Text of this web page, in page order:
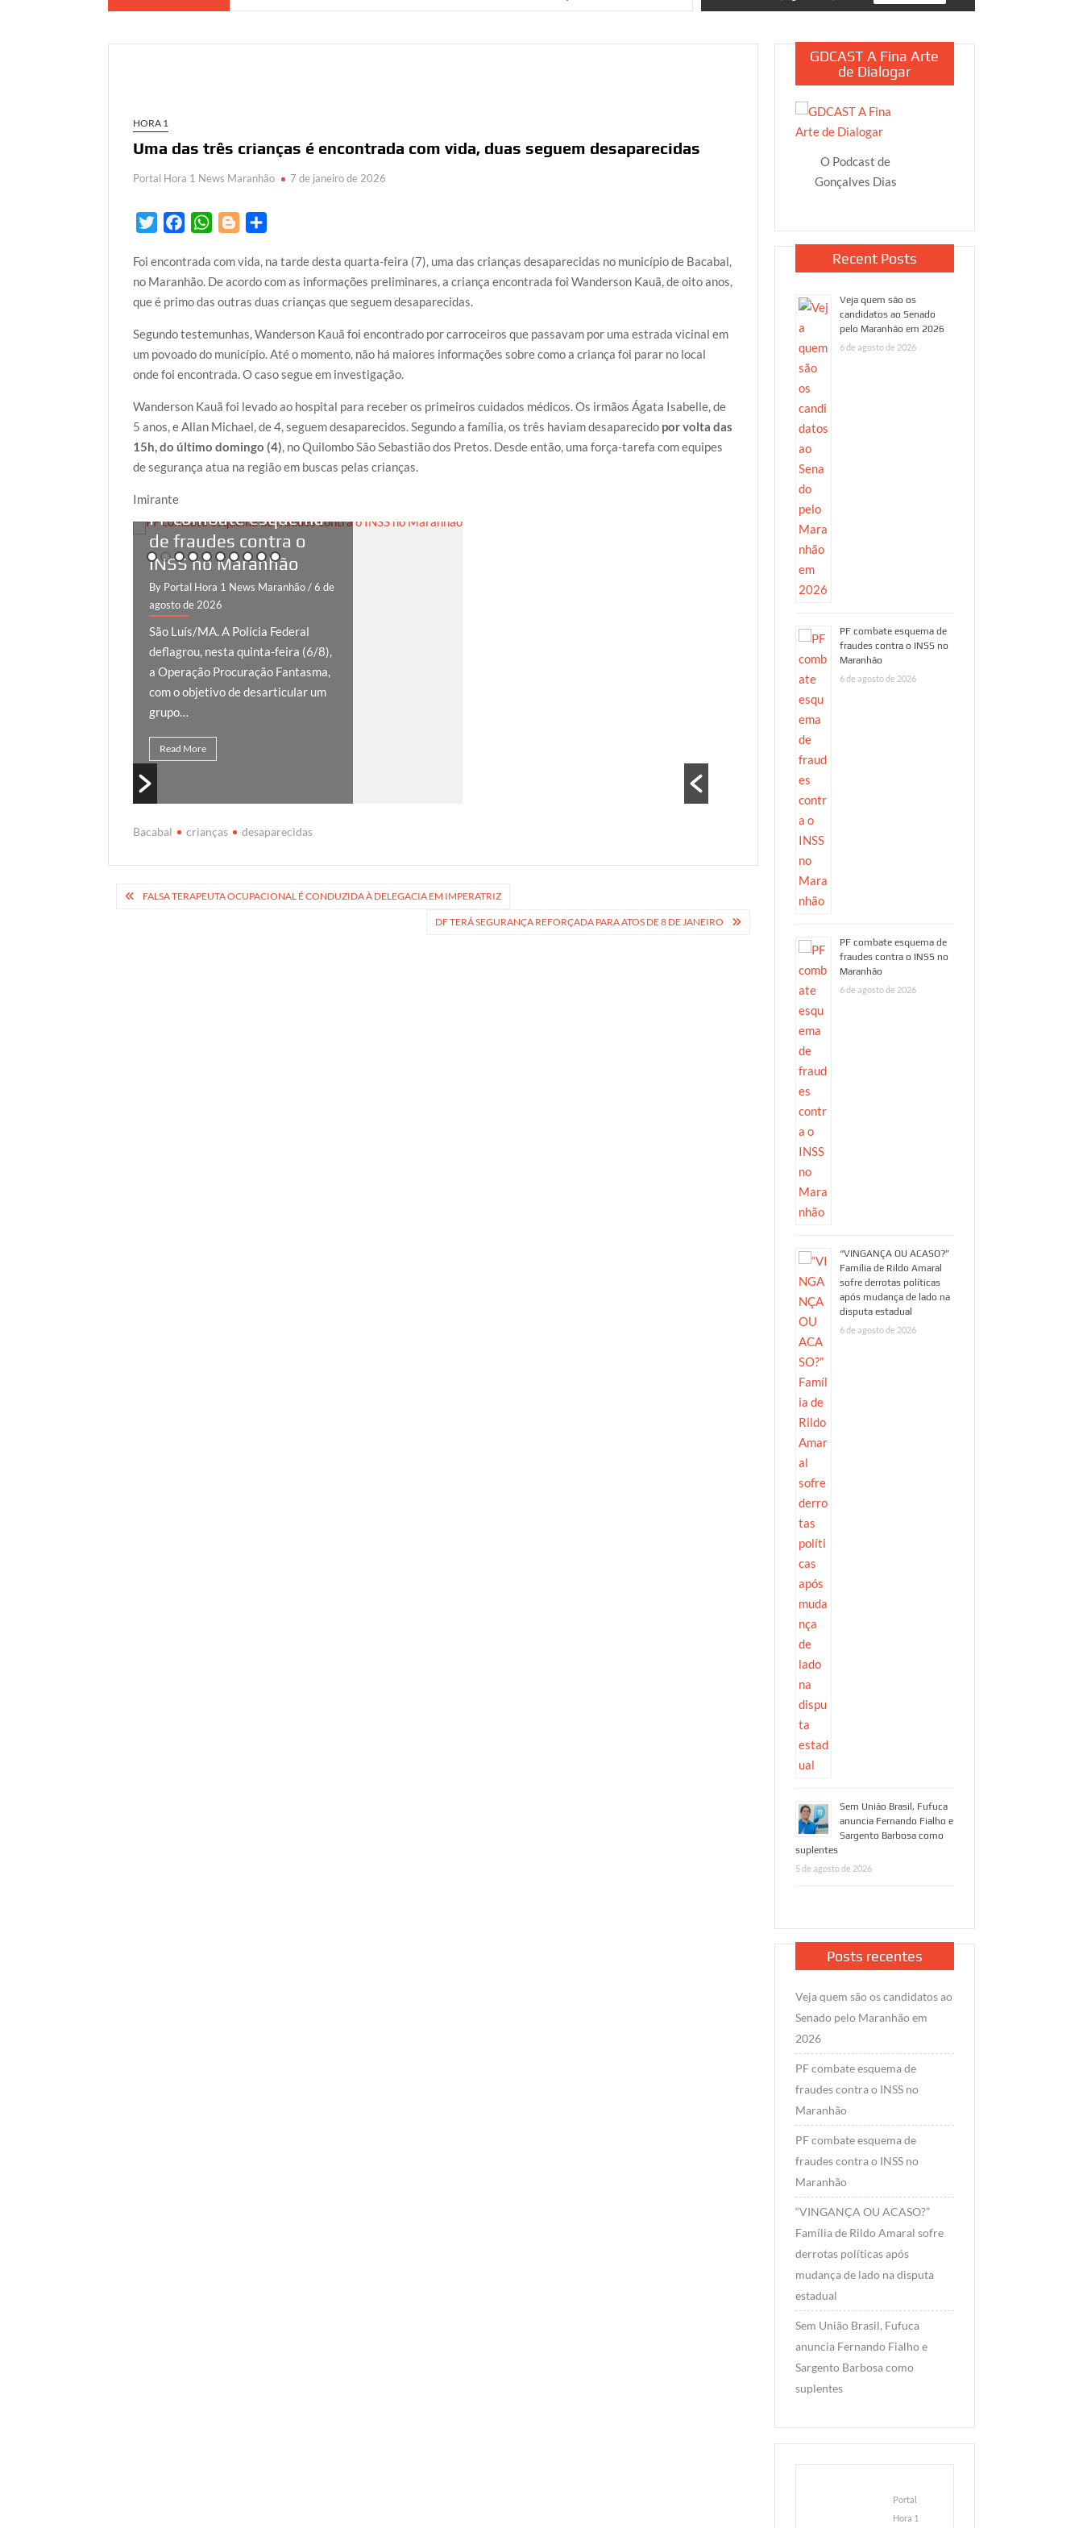
HORA 1
Uma das três crianças é encontrada com vida, duas seguem desaparecidas
Portal Hora 1 News Maranhão 7 de janeiro de 2026
i
t
t
c
e
b
o
k
W
a
t
s
p
o
g
g
a
r
e
Foi encontrada com vida, na tarde desta quarta-feira (7), uma das crianças desaparecidas no município de Bacabal,
no Maranhão. De acordo com as informações preliminares, a criança encontrada foi Wanderson Kauã, de oito anos,
que é primo das outras duas crianças que seguem desaparecidas.
Segundo testemunhas, Wanderson Kauã foi encontrado por carroceiros que passavam por uma estrada vicinal em
um povoado do município. Até o momento, não há maiores informações sobre como a criança foi parar no local
onde foi encontrada. O caso segue em investigação.
Wanderson Kauã foi levado ao hospital para receber os primeiros cuidados médicos. Os irmãos Ágata Isabelle, de
5 anos, e Allan Michael, de 4, seguem desaparecidos. Segundo a família, os três haviam desaparecido por volta das
15h, do último domingo (4), no Quilombo São Sebastião dos Pretos. Desde então, uma força-tarefa com equipes
de segurança atua na região em buscas pelas crianças.
Imirante
PF combate esquema
de fraudes contra o
INSS no Maranhão
By Portal Hora 1 News Maranhão/ 6 de
agosto de 2026
São Luís/MA. A Polícia Federal
deflagrou, nesta quinta-feira (6/8),
a Operação Procuração Fantasma,
com o objetivo de desarticular um
grupo…
Read More
PF combate esquema
de fraudes contra o
INSS no Maranhão
By Portal Hora 1 News Maranhão
A Polícia Federal deflagrou, nesta
quinta-feira (6/8), a Operação
Procuração Fantasma, com o
Bacabal crianças desaparecidas
Navegação
FALSA TERAPEUTA OCUPACIONAL É CONDUZIDA À DELEGACIA EM IMPERATRIZ
DF TERÁ SEGURANÇA REFORÇADA PARA ATOS DE 8 DE JANEIRO
GDCAST A Fina Arte
de Dialogar
O Podcast de
Gonçalves Dias
Recent Posts
Veja quem são os
candidatos ao Senado
pelo Maranhão em 2026
6 de agosto de 2026
PF combate esquema de
fraudes contra o INSS no
Maranhão
6 de agosto de 2026
PF combate esquema de
fraudes contra o INSS no
Maranhão
6 de agosto de 2026
“VINGANÇA OU ACASO?”
Família de Rildo Amaral
sofre derrotas políticas
após mudança de lado na
disputa estadual
6 de agosto de 2026
Sem União Brasil, Fufuca
anuncia Fernando Fialho e
Sargento Barbosa como
suplentes
5 de agosto de 2026
Posts recentes
Veja quem são os candidatos ao
Senado pelo Maranhão em
2026
PF combate esquema de
fraudes contra o INSS no
Maranhão
PF combate esquema de
fraudes contra o INSS no
Maranhão
“VINGANÇA OU ACASO?”
Família de Rildo Amaral sofre
derrotas políticas após
mudança de lado na disputa
estadual
Sem União Brasil, Fufuca
anuncia Fernando Fialho e
Sargento Barbosa como
suplentes
Portal
Hora 1